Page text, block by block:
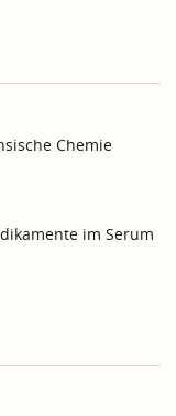
Chemie
im Serum